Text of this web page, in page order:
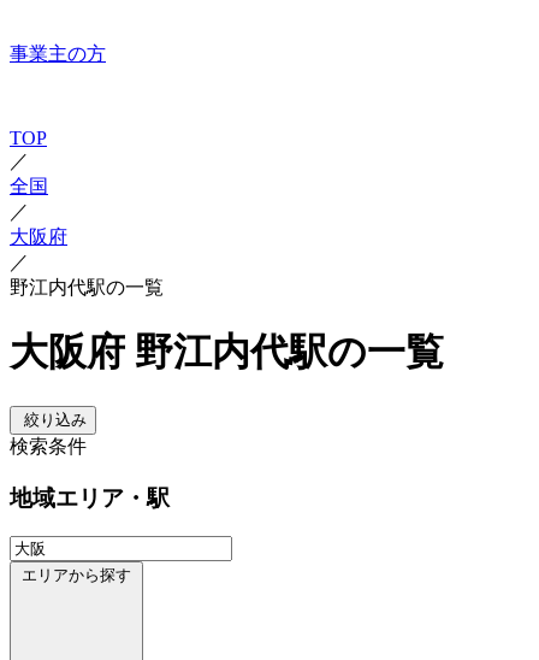
事業主の方
TOP
／
全国
／
大阪府
／
野江内代駅の一覧
大阪府 野江内代駅の一覧
絞り込み
検索条件
地域エリア・駅
エリアから探す